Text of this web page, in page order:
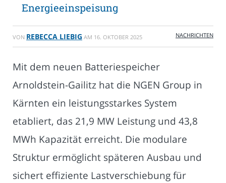
Energieeinspeisung
VON REBECCA LIEBIG AM 16. OKTOBER 2025 NACHRICHTEN
Mit dem neuen Batteriespeicher
Arnoldstein-Gailitz hat die NGEN Group in
Kärnten ein leistungsstarkes System
etabliert, das 21,9 MW Leistung und 43,8
MWh Kapazität erreicht. Die modulare
Struktur ermöglicht späteren Ausbau und
sichert effiziente Lastverschiebung für